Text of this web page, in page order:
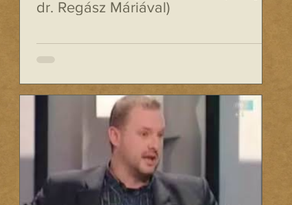
dr. Regász Máriával)